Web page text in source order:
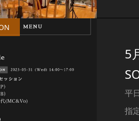
5
平
指